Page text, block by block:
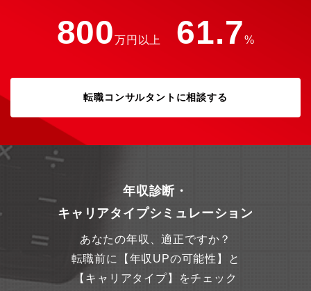
800万円以上 61.7%
転職コンサルタントに相談する
年収診断・
キャリアタイプシミュレーション
あなたの年収、適正ですか？
転職前に【年収UPの可能性】と
【キャリアタイプ】をチェック